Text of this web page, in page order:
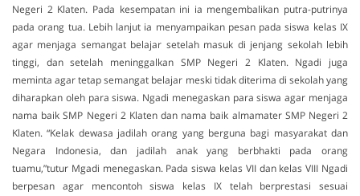
Negeri 2 Klaten. Pada kesempatan ini ia mengembalikan putra-putrinya
pada orang tua. Lebih lanjut ia menyampaikan pesan pada siswa kelas IX
agar menjaga semangat belajar setelah masuk di jenjang sekolah lebih
tinggi, dan setelah meninggalkan SMP Negeri 2 Klaten. Ngadi juga
meminta agar tetap semangat belajar meski tidak diterima di sekolah yang
diharapkan oleh para siswa. Ngadi menegaskan para siswa agar menjaga
nama baik SMP Negeri 2 Klaten dan nama baik almamater SMP Negeri 2
Klaten. “Kelak dewasa jadilah orang yang berguna bagi masyarakat dan
Negara Indonesia, dan jadilah anak yang berbhakti pada orang
tuamu,”tutur Mgadi menegaskan. Pada siswa kelas VII dan kelas VIII Ngadi
berpesan agar mencontoh siswa kelas IX telah berprestasi sesuai